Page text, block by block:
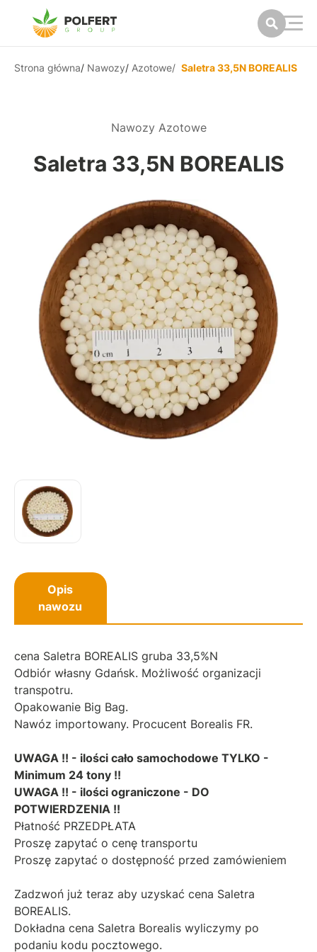
Strona główna/ Nawozy/ Azotowe/ Saletra 33,5N BOREALIS
Nawozy Azotowe
Saletra 33,5N BOREALIS
Opis
nawozu
cena Saletra BOREALIS gruba 33,5%N
Odbiór własny Gdańsk. Możliwość organizacji
transpotru.
Opakowanie Big Bag.
Nawóz importowany. Procucent Borealis FR.
UWAGA !! - ilości cało samochodowe TYLKO -
Minimum 24 tony !!
UWAGA !! - ilości ograniczone - DO
POTWIERDZENIA !!
Płatność PRZEDPŁATA
Proszę zapytać o cenę transportu
Proszę zapytać o dostępność przed zamówieniem
Zadzwoń już teraz aby uzyskać cena Saletra
BOREALIS.
Dokładna cena Saletra Borealis wyliczymy po
podaniu kodu pocztowego.